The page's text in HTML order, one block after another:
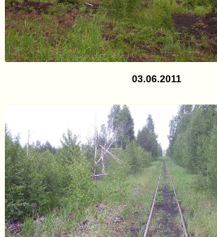
03.06.2011